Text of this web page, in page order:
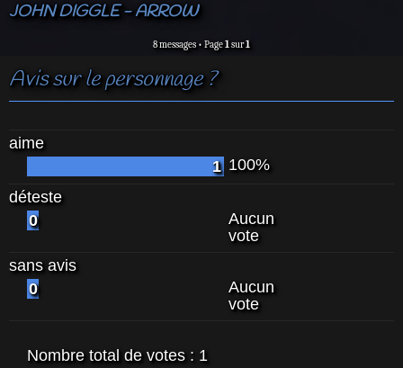
JOHN DIGGLE - ARROW
8 messages • Page1sur1
Avis sur le personnage ?
aime
1 100%
déteste
0
Aucun
vote
sans avis
0
Aucun
vote
Nombre total de votes : 1